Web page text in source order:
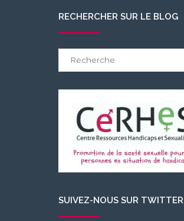
RECHERCHER SUR LE BLOG
SUIVEZ-NOUS SUR TWITTER